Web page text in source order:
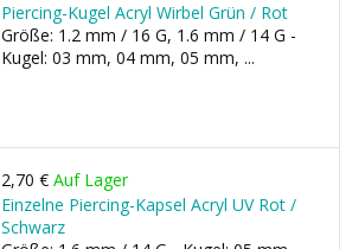
Piercing-Kugel Acryl Wirbel Grün / Rot
Größe: 1.2 mm / 16 G, 1.6 mm / 14 G -
Kugel: 03 mm, 04 mm, 05 mm, ...
2,70 € Auf Lager
Einzelne Piercing-Kapsel Acryl UV Rot /
Schwarz